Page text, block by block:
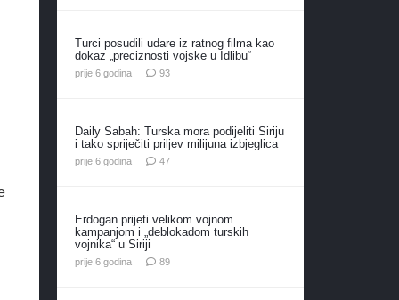
Turci posudili udare iz ratnog filma kao
dokaz „preciznosti vojske u Idlibu“
prije 6 godina 93komentara
Daily Sabah: Turska mora podijeliti Siriju
i tako spriječiti priljev milijuna izbjeglica
prije 6 godina 47komentara
Erdogan prijeti velikom vojnom
kampanjom i „deblokadom turskih
vojnika“ u Siriji
prije 6 godina 89komentara